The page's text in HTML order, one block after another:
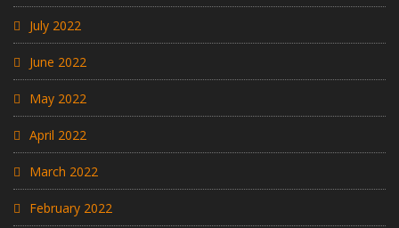
July 2022
June 2022
May 2022
April 2022
March 2022
February 2022